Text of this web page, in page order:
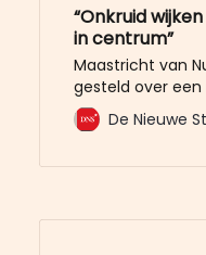
“Onkruid
in centrum”
Maastricht van
gesteld over
medewerkers
gekregen: ze
terwijl ze in het
De Nieuwe